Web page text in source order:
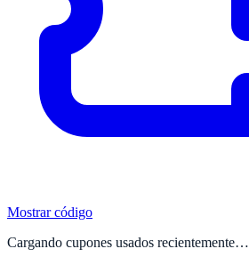
Mostrar código
Cargando cupones usados recientemente…